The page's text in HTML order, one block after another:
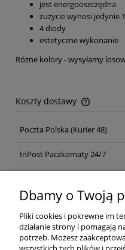
jest energooszczędna
zużycie wynosi jedynie
4 diody
estetyczne wykonanie
Różne kolory - wysyłamy
Koszty dostawy
Cena nie zawiera
Poczta Polska (Kurier 48)
InPost Paczkomaty 24/7
Dbamy o Twoją
Pliki cookies i pokrewne im
działanie strony i pomagają
potrzeb. Możesz